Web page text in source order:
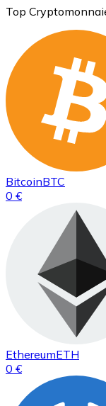
Top
BitcoinBTC
0 €
EthereumETH
0 €